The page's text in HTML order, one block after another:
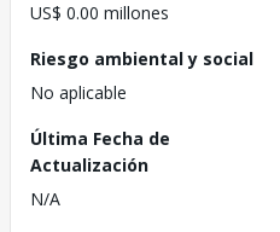
US$ 0.00 millones
Riesgo ambiental y social
No aplicable
Última Fecha de
Actualización
N/A